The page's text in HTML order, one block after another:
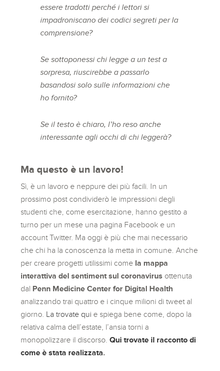
essere tradotti perché i lettori si
impadroniscano dei codici segreti per la
comprensione?
Se sottoponessi chi legge a un test a
sorpresa, riuscirebbe a passarlo
basandosi solo sulle informazioni che
ho fornito?
Se il testo è chiaro, l’ho reso anche
interessante agli occhi di chi leggerà?
Ma questo è un lavoro!
Sì, è un lavoro e neppure dei più facili. In un
prossimo post condividerò le impressioni degli
studenti che, come esercitazione, hanno gestito a
turno per un mese una pagina Facebook e un
account Twitter. Ma oggi è più che mai necessario
che chi ha la conoscenza la metta in comune. Anche
per creare progetti utilissimi come la mappa
interattiva del sentiment sul coronavirus ottenuta
dal Penn Medicine Center for Digital Health
analizzando trai quattro e i cinque milioni di tweet al
giorno. La trovate qui e spiega bene come, dopo la
relativa calma dell’estate, l’ansia torni a
monopolizzare il discorso.Qui trovate il racconto di
come è stata realizzata.